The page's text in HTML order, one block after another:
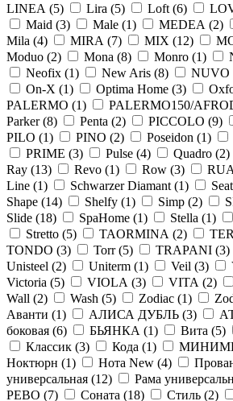
LINEA (5) Lira (5) Loft (6)
Maid (3) Male (1) MEDEA (2)
Mila (4) MIRA (7) MIX (12)
Moduo (2) Mona (8) Monro (1)
Neofix (1) New Aris (8) NUVO
On-X (1) Optima Home (3)
PALERMO (1) PALERMO150/
Parker (8) Penta (2) PICCOLO (9)
PILO (1) PINO (2) Poseidon (1)
PRIME (3) Pulse (4) Quadro (2)
Ray (13) Revo (1) Row (3)
Line (1) Schwarzer Diamant (1)
Shape (14) Shelfy (1) Simp (2)
Slide (18) SpaHome (1) Stella (1)
Stretto (5) TAORMINA (2)
TONDO (3) Torr (5) TRAPANI (3)
Unisteel (2) Uniterm (1) Veil (3)
Victoria (5) VIOLA (3) VITA (2)
Wall (2) Wash (5) Zodiac (1)
Аванти (1) АЛИСА ДУБЛЬ (3)
боковая (6) БЬЯНКА (1) Вита (5)
Классик (3) Кода (1)
Ноктюрн (1) Нота New (4)
универсальная (12) Рама
РЕВО (7) Соната (18) Стиль (2)